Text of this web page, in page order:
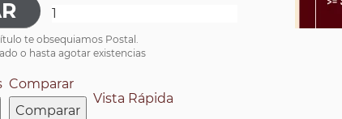
te obsequiamos Postal.
o hasta agotar existencias
Comparar
Comparar
Vista Rápida